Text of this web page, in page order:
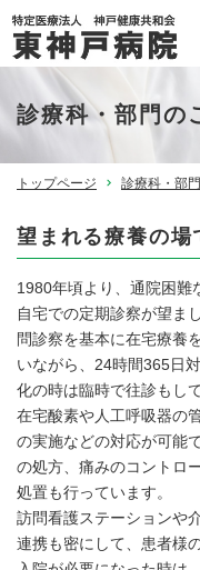
診療科・部門の
トップページ 診療科・部
望まれる療養の場
1980年頃より、通院困難
自宅での定期診察が望ま
問診察を基本に在宅療養
いながら、24時間365日
化の時は臨時で往診もし
在宅酸素や人工呼吸器の
の実施などの対応が可能
の処方、痛みのコントロ
処置も行っています。
訪問看護ステーションや
連携も密にして、患者様